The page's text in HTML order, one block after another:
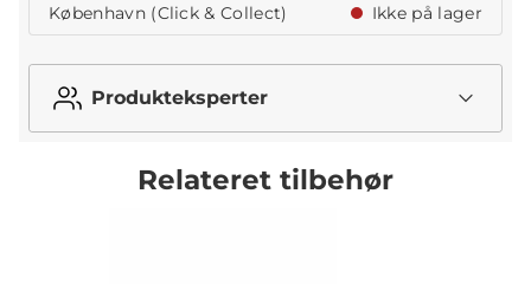
København (Click & Collect)
Ikke på lager
Produkteksperter
Relateret tilbehør